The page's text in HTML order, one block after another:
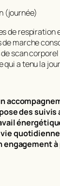
(journée)
de respiration
de marche
scan
qui a tenu la
des suivis
quotidienne
engagement